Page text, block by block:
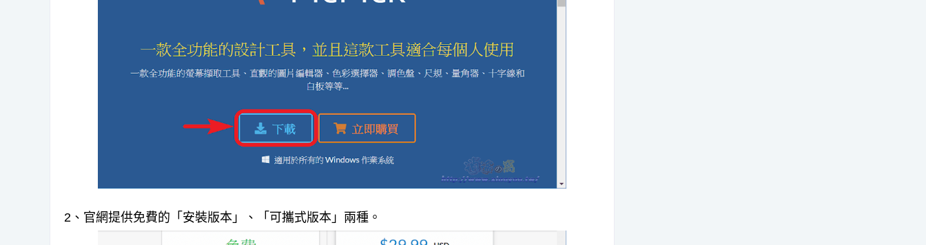
2、官網提供免費的「安裝版本」、「可攜式版本」兩種。